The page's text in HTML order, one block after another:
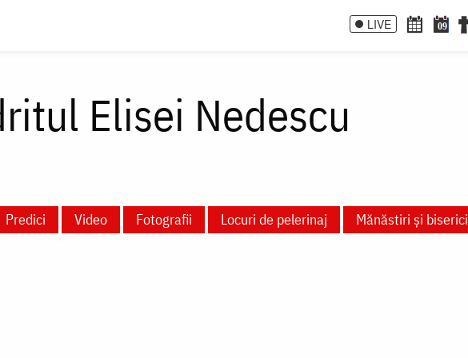
LIVE 09
Elisei Nedescu
Predici Video Fotografii Locuri de pelerinaj Mănăstiri și biserici